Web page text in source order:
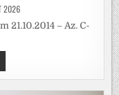
2026
21.10.2014 – Az. C-